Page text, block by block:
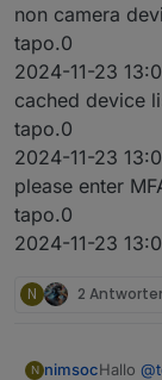
non camera
tapo.0
2024-11-23
cached device
tapo.0
2024-11-23
please enter
tapo.0
2024-11-23
N 2
N nimsocHallo @